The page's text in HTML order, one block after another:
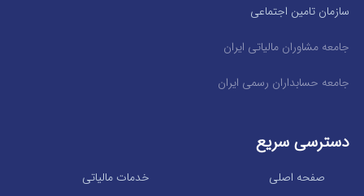
سازمان تامین اجتماعی
جامعه مشاوران مالیاتی ایران
جامعه حسابداران رسمی ایران
دسترسی سریع
خدمات مالیاتی صفحه اصلی